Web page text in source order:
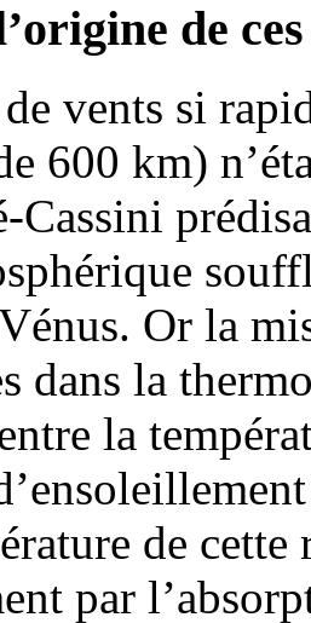
de
vents si
600 km)
Cassini
Or la
dans la
la
de cette
par